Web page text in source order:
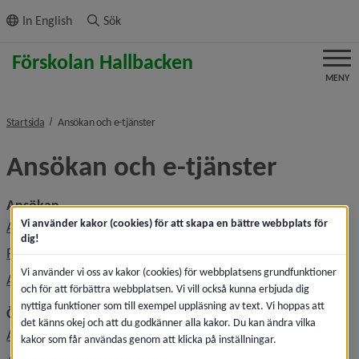
innehållet
In English Sök
MENY
Startsida Ansökan och e-tjänsternivå i brödsmulenavigeringen
Ansökan och e-tjänster
Ansökan
Ansöka om plats
Platserbjudande i förskola
Avsluta plats, säga upp plats
Övrigt
Anmäl frånvaro i förskolan
Vi använder kakor (cookies) för att skapa en bättre webbplats för
dig!
Vi använder vi oss av kakor (cookies) för webbplatsens grundfunktioner
och för att förbättra webbplatsen. Vi vill också kunna erbjuda dig
nyttiga funktioner som till exempel uppläsning av text. Vi hoppas att
det känns okej och att du godkänner alla kakor. Du kan ändra vilka
kakor som får användas genom att klicka på inställningar.